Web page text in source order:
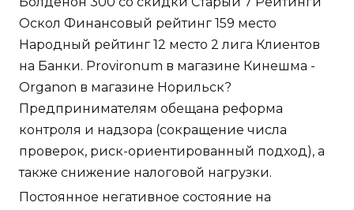
Оскол Финансовый рейтинг 159 место
Народный рейтинг 12 место 2 лига Клиентов
на Банки. Provironum в магазине Кинешма -
Organon в магазине Норильск?
Предпринимателям обещана реформа
контроля и надзора (сокращение числа
проверок, риск-ориентированный подход), а
также снижение налоговой нагрузки.
Постоянное негативное состояние на